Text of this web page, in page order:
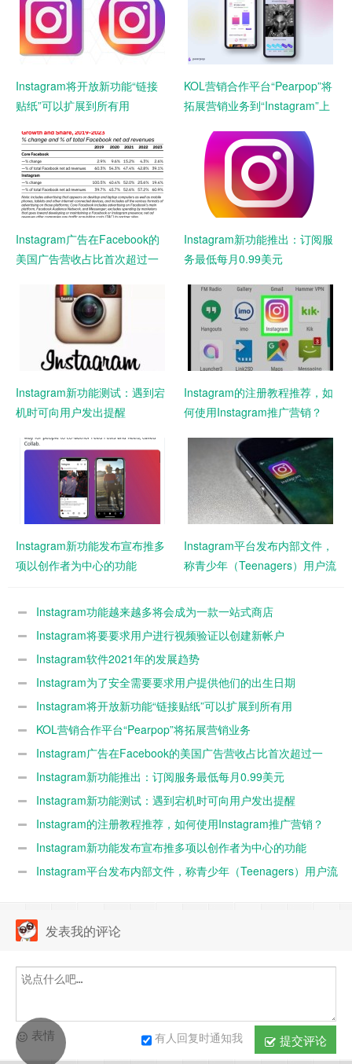
Instagram将开放新功能“链接
贴纸”可以扩展到所有用
KOL营销合作平台“Pearpop”将
拓展营销业务到“Instagram”上
Instagram广告在Facebook的
美国广告营收占比首次超过一
Instagram新功能推出：订阅服
务最低每月0.99美元
Instagram新功能测试：遇到宕
机时可向用户发出提醒
Instagram的注册教程推荐，如
何使用Instagram推广营销？
Instagram新功能发布宣布推多
项以创作者为中心的功能
Instagram平台发布内部文件，
称青少年（Teenagers）用户流
Instagram功能越来越多将会成为一款一站式商店
Instagram将要要求用户进行视频验证以创建新帐户
Instagram软件2021年的发展趋势
Instagram为了安全需要要求用户提供他们的出生日期
Instagram将开放新功能“链接贴纸”可以扩展到所有用
KOL营销合作平台“Pearpop”将拓展营销业务
到“Instagram”上
Instagram广告在Facebook的美国广告营收占比首次超过一
半
Instagram新功能推出：订阅服务最低每月0.99美元
Instagram新功能测试：遇到宕机时可向用户发出提醒
Instagram的注册教程推荐，如何使用Instagram推广营销？
Instagram新功能发布宣布推多项以创作者为中心的功能
Instagram平台发布内部文件，称青少年（Teenagers）用户流
发表我的评论
提交评论
有人回复时通知我
表情